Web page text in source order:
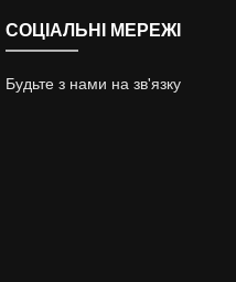
СОЦІАЛЬНІ МЕРЕЖІ
Будьте з нами на зв'язку